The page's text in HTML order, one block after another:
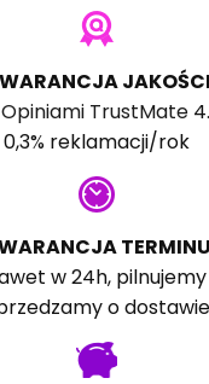
JAKOŚCI
Opiniami TrustMate
0,3% reklamacji/rok
w 24h,
o dostawie